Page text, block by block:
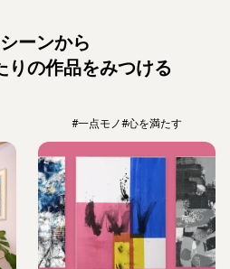
ーンから
りの作品をみつける
#一点モノ#心を満たす